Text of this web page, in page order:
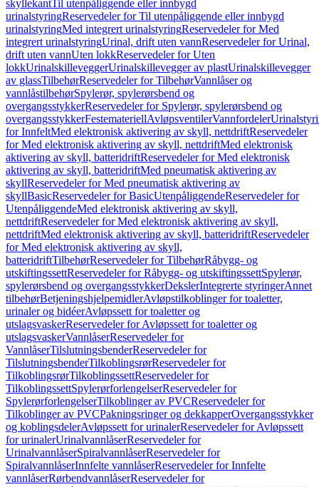
skyllekantTil utenpåliggende eller innbygd
urinalstyringReservedeler for Til utenpåliggende eller innbygd
urinalstyringMed integrert urinalstyringReservedeler for Med
integrert urinalstyringUrinal, drift uten vannReservedeler for Urinal,
drift uten vannUten lokkReservedeler for Uten
lokkUrinalskilleveggerUrinalskillevegger av plastUrinalskillevegger
av glassTilbehørReservedeler for TilbehørVannlåser og
vannlåstilbehørSpylerør, spylerørsbend og
overgangsstykkerReservedeler for Spylerør, spylerørsbend og
overgangsstykkerFestemateriellAvløpsventilerVannfordeler
for InnfeltMed elektronisk aktivering av skyll, nettdriftReservedeler
for Med elektronisk aktivering av skyll, nettdriftMed elektronisk
aktivering av skyll, batteridriftReservedeler for Med elektronisk
aktivering av skyll, batteridriftMed pneumatisk aktivering av
skyllReservedeler for Med pneumatisk aktivering av
skyllBasicReservedeler for BasicUtenpåliggendeReservedeler for
UtenpåliggendeMed elektronisk aktivering av skyll,
nettdriftReservedeler for Med elektronisk aktivering av skyll,
nettdriftMed elektronisk aktivering av skyll, batteridriftReservedeler
for Med elektronisk aktivering av skyll,
batteridriftTilbehørReservedeler for TilbehørRåbygg- og
utskiftingssettReservedeler for Råbygg- og utskiftingssettSpylerør,
spylerørsbend og overgangsstykkerDekslerIntegrerte styringerAnnet
tilbehørBetjeningshjelpemidlerAvløpstilkoblinger for toaletter,
urinaler og bidéerAvløpssett for toaletter og
utslagsvaskerReservedeler for Avløpssett for toaletter og
utslagsvaskerVannlåserReservedeler for
VannlåserTilslutningsbenderReservedeler for
TilslutningsbenderTilkoblingsrørReservedeler for
TilkoblingsrørTilkoblingssettReservedeler for
TilkoblingssettSpylerørforlengelserReservedeler for
SpylerørforlengelserTilkoblinger av PVCReservedeler for
Tilkoblinger av PVCPakningsringer og dekkapperOvergangsstykker
og koblingsdelerAvløpssett for urinalerReservedeler for Avløpssett
for urinalerUrinalvannlåserReservedeler for
UrinalvannlåserSpiralvannlåserReservedeler for
SpiralvannlåserInnfelte vannlåserReservedeler for Innfelte
vannlåserRørbendvannlåserReservedeler for